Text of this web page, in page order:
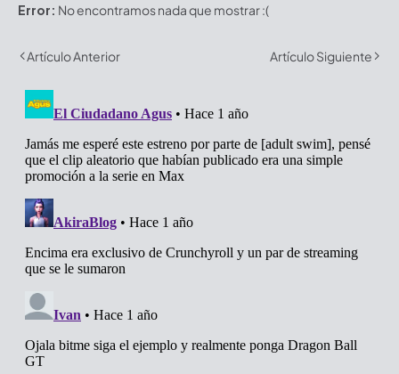
Error: No encontramos nada que mostrar :(
Artículo Anterior Artículo Siguiente